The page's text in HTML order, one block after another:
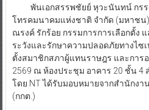
พันเอกสรรพชัยย์ หุวะนันทน์ กรร
โทรคมนาคมแห่งชาติ จำกัด (มหาชน
ณรงค์ รักร้อย กรรมการการเลือกตั้ง
ระวังและรักษาความปลอดภัยทางไซ
ตั้งสมาชิกสภาผู้แทนราษฎร และการ
2569 ณ ห้องประชุม อาคาร 20 ชั้
โดย NT ได้รับมอบหมายจากสำนักงา
(กกต.)